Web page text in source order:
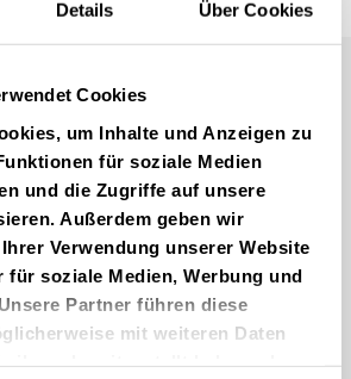
Details Über Cookies
Cookies
um Inhalte und Anzeigen zu
für soziale Medien
und die Zugriffe auf unsere
Außerdem geben wir
Verwendung unserer Website
für soziale Medien, Werbung und
Partner führen diese
mit weiteren Daten